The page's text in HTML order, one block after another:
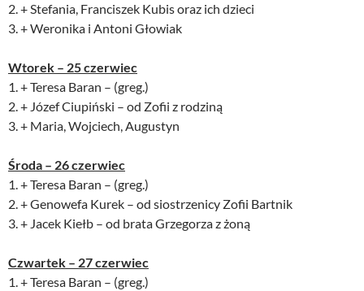
2. + Stefania, Franciszek Kubis oraz ich dzieci
3. + Weronika i Antoni Głowiak
Wtorek – 25 czerwiec
1. + Teresa Baran – (greg.)
2. + Józef Ciupiński – od Zofii z rodziną
3. + Maria, Wojciech, Augustyn
Środa – 26 czerwiec
1. + Teresa Baran – (greg.)
2. + Genowefa Kurek – od siostrzenicy Zofii Bartnik
3. + Jacek Kiełb – od brata Grzegorza z żoną
Czwartek – 27 czerwiec
1. + Teresa Baran – (greg.)